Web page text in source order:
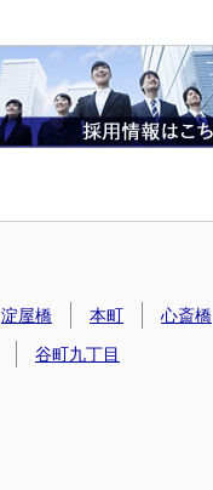
淀屋橋 本町 心斎橋
谷町九丁目